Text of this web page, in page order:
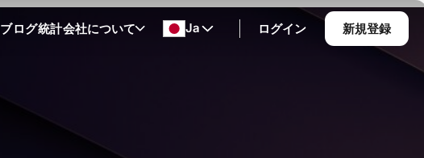
ブログ統計会社について Ja ログイン 新規登録